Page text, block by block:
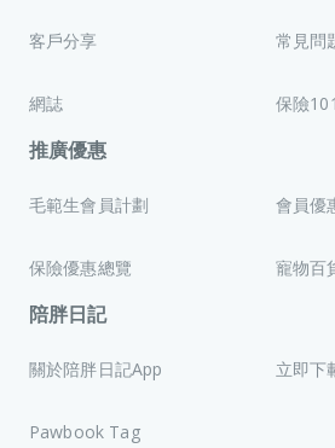
客戶分享 常見問
網誌 保險101
推廣優惠
毛範生會員計劃 會員優
保險優惠總覽 寵物百
陪胖日記
關於陪胖日記App 立即下
Pawbook Tag